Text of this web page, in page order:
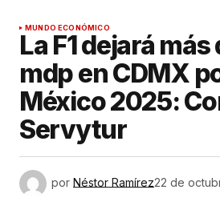
MUNDO ECONÓMICO
La F1 dejará
mdp en CDMX
México 2025:
Servytur
por Néstor Ramírez22 de